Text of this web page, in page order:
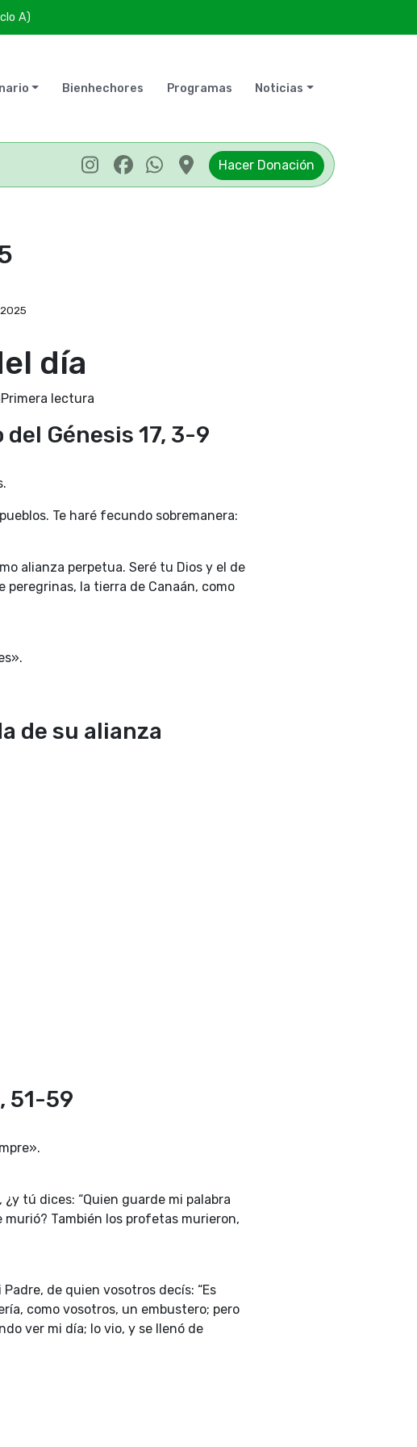
A)
Bienhechores Programas Noticias
Hacer Donación
2025
día
lectura
Génesis 17, 3-9
Te haré fecundo sobremanera:
alianza perpetua. Seré tu Dios y el de
la tierra de Canaán, como
de su alianza
51-59
tú dices: “Quien guarde mi palabra
También los profetas murieron,
de quien vosotros decís: “Es
como vosotros, un embustero; pero
ver mi día; lo vio, y se llenó de